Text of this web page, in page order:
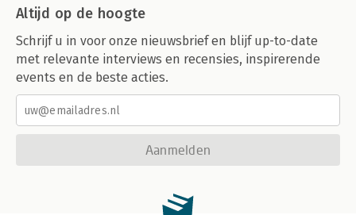
Altijd op de hoogte
Schrijf u in voor onze nieuwsbrief en blijf up-to-date
met relevante interviews en recensies, inspirerende
events en de beste acties.
Aanmelden